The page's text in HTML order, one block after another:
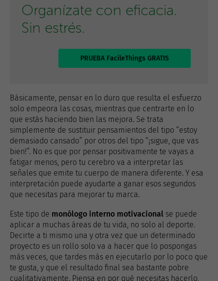
Organízate con eficacia.
Sin estrés.
PRUEBA FacileThings GRATIS
Básicamente, pensar en lo duro que resulta el esfuerzo
solo empeora las cosas, mientras que centrarte en lo
que estás haciendo bien las mejora. Se trata
simplemente de sustituir pensamientos del tipo “estoy
demasiado cansado” por otros del tipo “¡sigue, que vas
bien!”. No es que por pensar positivamente te vayas a
fatigar menos, pero tu cerebro va a interpretar las
señales que emite tu cuerpo de manera diferente. Y esa
interpretación puede ayudarte a ganar esos segundos
que necesitas para mejorar tu marca.
Este tipo de monólogo interno motivacional se puede
aplicar a muchas áreas de tu vida, no solo al deporte.
Decirte a ti mismo una y otra vez que un determinado
proyecto es un rollo solo va a hacer que lo pospongas
más veces, que tardes más en ejecutarlo por lo poco que
te gusta, y que el resultado final sea bastante pobre
cualitativamente. Piensa en por qué necesitas hacerlo,